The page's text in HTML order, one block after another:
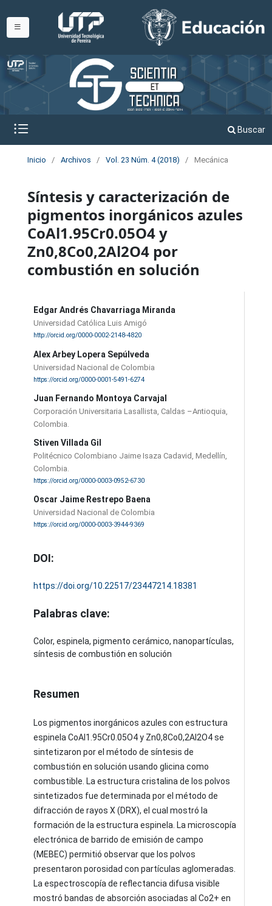
Buscar
Inicio / Archivos / Vol. 23 Núm. 4 (2018) / Mecánica
Síntesis y caracterización de
pigmentos inorgánicos azules
CoAl1.95Cr0.05O4 y
Zn0,8Co0,2Al2O4 por
combustión en solución
Edgar Andrés Chavarriaga Miranda
Universidad Católica Luis Amigó
http://orcid.org/0000-0002-2148-4820
Alex Arbey Lopera Sepúlveda
Universidad Nacional de Colombia
https://orcid.org/0000-0001-5491-6274
Juan Fernando Montoya Carvajal
Corporación Universitaria Lasallista, Caldas –Antioquia,
Colombia.
Stiven Villada Gil
Politécnico Colombiano Jaime Isaza Cadavid, Medellín,
Colombia.
https://orcid.org/0000-0003-0952-6730
Oscar Jaime Restrepo Baena
Universidad Nacional de Colombia
https://orcid.org/0000-0003-3944-9369
DOI:
https://doi.org/10.22517/23447214.18381
Palabras clave:
Color, espinela, pigmento cerámico, nanopartículas,
síntesis de combustión en solución
Resumen
Los pigmentos inorgánicos azules con estructura
espinela CoAl1.95Cr0.05O4 y Zn0,8Co0,2Al2O4 se
sintetizaron por el método de síntesis de
combustión en solución usando glicina como
combustible. La estructura cristalina de los polvos
sintetizados fue determinada por el método de
difracción de rayos X (DRX), el cual mostró la
formación de la estructura espinela. La microscopía
electrónica de barrido de emisión de campo
(MEBEC) permitió observar que los polvos
presentaron porosidad con partículas aglomeradas.
La espectroscopía de reflectancia difusa visible
mostró bandas de absorción asociadas al Co2+ en